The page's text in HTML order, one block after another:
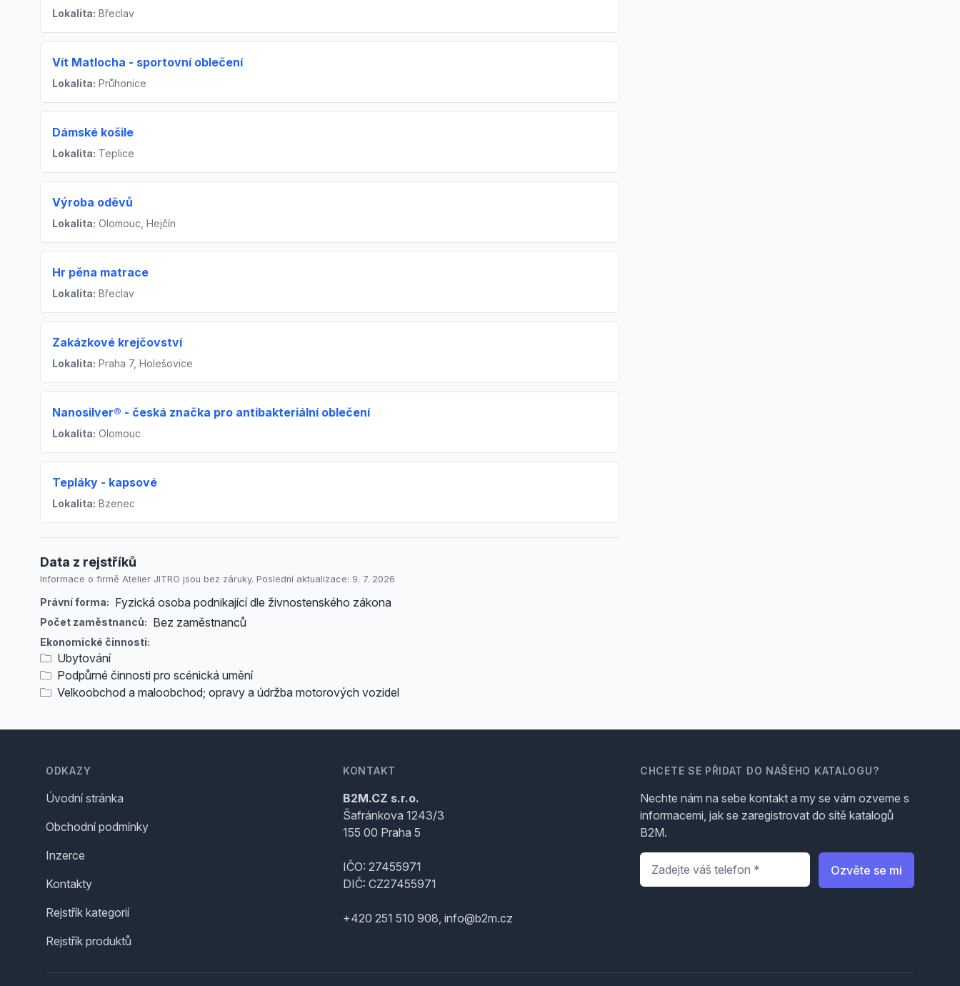
Lokalita: Břeclav
Vít Matlocha - sportovní oblečení
Lokalita: Průhonice
Dámské košile
Lokalita: Teplice
Výroba oděvů
Lokalita: Olomouc, Hejčín
Hr pěna matrace
Lokalita: Břeclav
Zakázkové krejčovství
Lokalita: Praha 7, Holešovice
Nanosilver® - česká značka pro antibakteriální oblečení
Lokalita: Olomouc
Tepláky - kapsové
Lokalita: Bzenec
Data z rejstříků
Informace o firmě Atelier JITRO jsou bez záruky. Poslední aktualizace: 9. 7. 2026
Právní forma: Fyzická osoba podnikající dle živnostenského zákona
Počet zaměstnanců: Bez zaměstnanců
Ekonomické činnosti:
Ubytování
Podpůrné činnosti pro scénická umění
Velkoobchod a maloobchod; opravy a údržba motorových vozidel
ODKAZY
Úvodní stránka
Obchodní podmínky
Inzerce
Kontakty
Rejstřík kategorií
Rejstřík produktů
KONTAKT
B2M.CZ s.r.o.
Šafránkova 1243/3
155 00 Praha 5
IČO: 27455971
DIČ: CZ27455971
+420 251 510 908, info@b2m.cz
CHCETE SE PŘIDAT DO NAŠEHO KATALOGU?
Nechte nám na sebe kontakt a my se vám ozveme s
informacemi, jak se zaregistrovat do sítě katalogů
B2M.
Telefon
Ozvěte se mi